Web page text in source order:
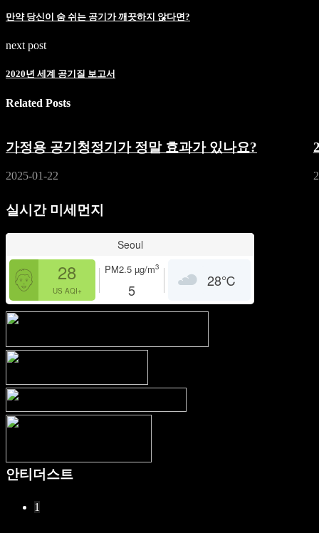
만약 당신이 숨 쉬는 공기가 깨끗하지 않다면?
next post
2020년 세계 공기질 보고서
Related Posts
가정용 공기청정기가 정말 효과가 있나요?
2025-01-22
실시간 미세먼지
Seoul
28
US AQI+
PM2.5 µg/m3
5
28℃
안티더스트
1